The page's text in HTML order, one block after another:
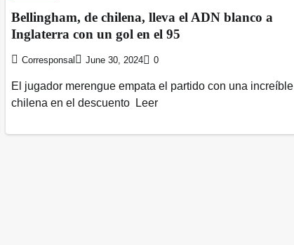
Bellingham, de chilena, lleva el ADN blanco a
Inglaterra con un gol en el 95
Corresponsal June 30, 2024 0
El jugador merengue empata el partido con una increíble
chilena en el descuento Leer